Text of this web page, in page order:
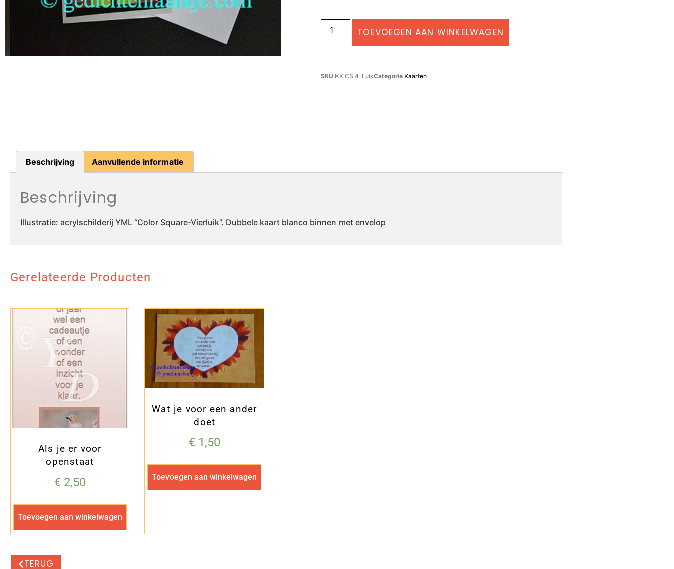
TOEVOEGEN AAN WINKELWAGEN
SKU KK CS 4-LuikCategorie Kaarten
Beschrijving Aanvullende informatie
Beschrijving
Illustratie: acrylschilderij YML “Color Square-Vierluik”. Dubbele kaart blanco binnen met envelop
Gerelateerde Producten
Als je er voor
openstaat
€2,50
Toevoegen aan winkelwagen
Wat je voor een ander
doet
€ 1,50
Toevoegen aan winkelwagen
TERUG